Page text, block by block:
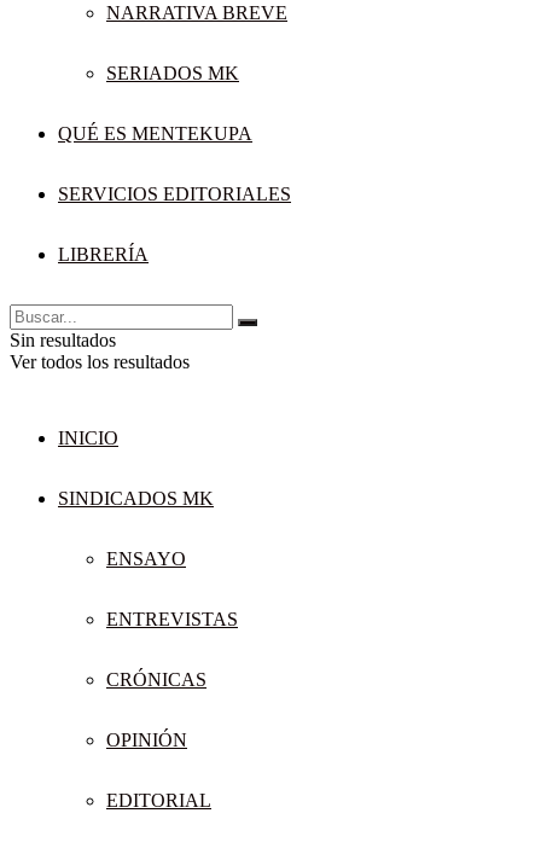
NARRATIVA BREVE
SERIADOS MK
QUÉ ES MENTEKUPA
SERVICIOS EDITORIALES
LIBRERÍA
Sin resultados
Ver todos los resultados
INICIO
SINDICADOS MK
ENSAYO
ENTREVISTAS
CRÓNICAS
OPINIÓN
EDITORIAL